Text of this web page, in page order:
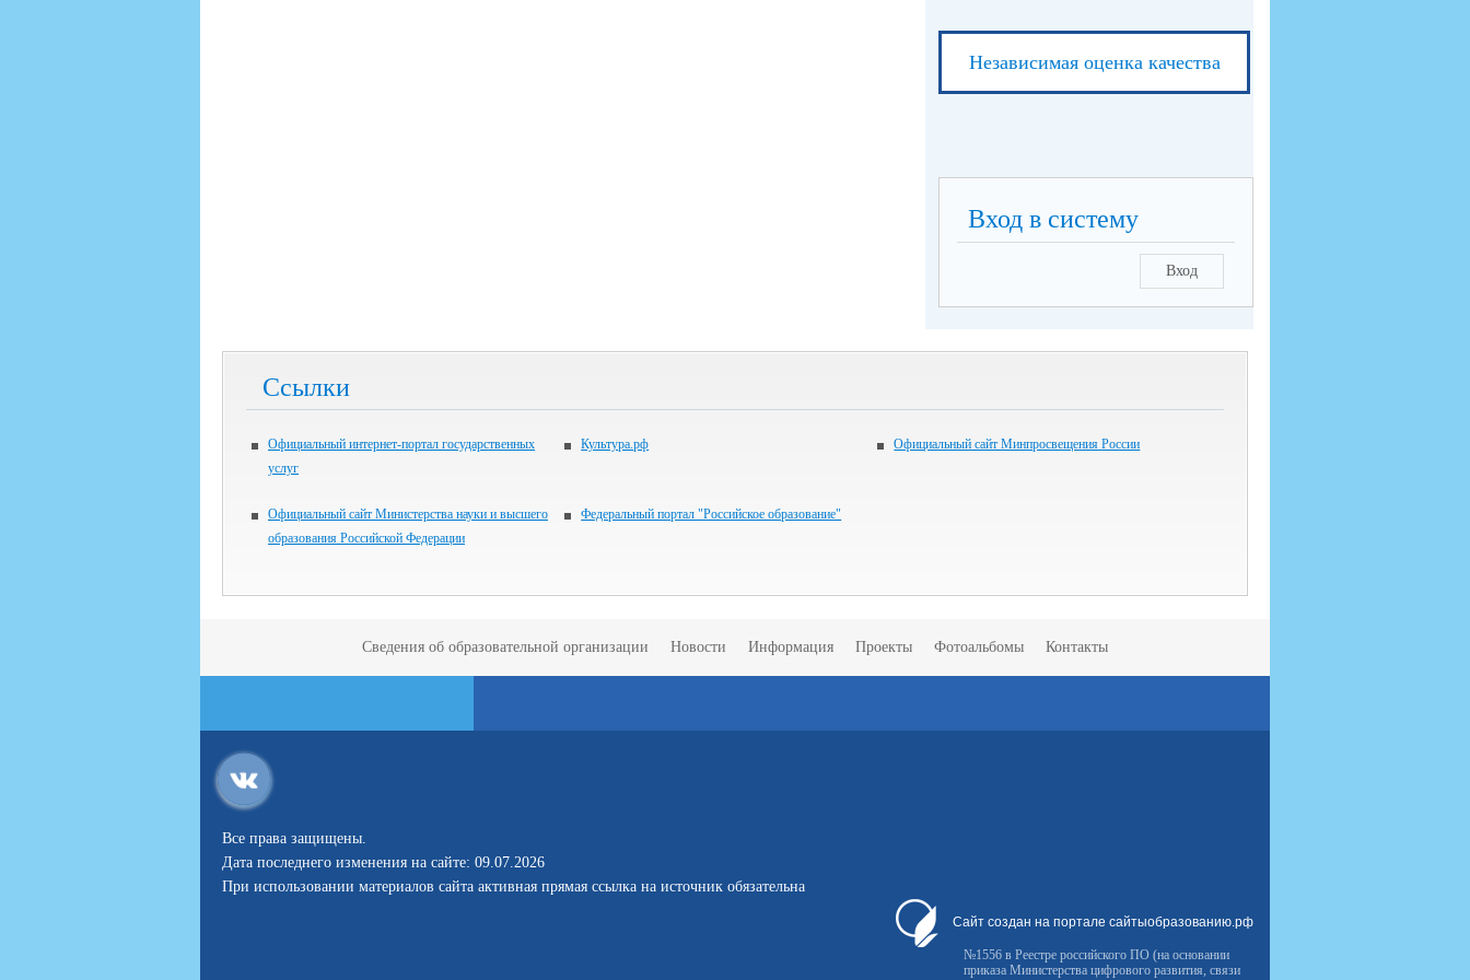
Независимая оценка качества
Вход в систему
Вход
Ссылки
Официальный интернет-портал государственных
услуг
Культура.рф Официальный сайт Минпросвещения России
Официальный сайт Министерства науки и высшего
образования Российской Федерации
Федеральный портал "Российское образование"
Сведения об образовательной организации Новости Информация Проекты Фотоальбомы Контакты
Все права защищены.
Дата последнего изменения на сайте: 09.07.2026
При использовании материалов сайта активная прямая ссылка на источник обязательна
Сайт создан на портале сайтыобразованию.рф
№1556 в Реестре российского ПО (на основании
приказа Министерства цифрового развития, связи